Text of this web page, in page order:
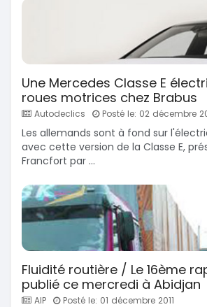
Une Mercedes Classe E
roues motrices chez Brabus
Autodeclics Posté le: 02 décembre
Les allemands sont à fond sur
avec cette version de la Classe E,
Francfort par ...
Fluidité routière / Le 16ème
publié ce mercredi à Abidjan
AIP Posté le: 01 décembre 2011